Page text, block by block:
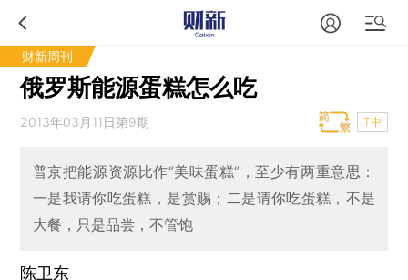
财新周刊
俄罗斯能源蛋糕怎么吃
2013年03月11日第9期 T中
普京把能源资源比作“美味蛋糕”，至少有两重意思：
一是我请你吃蛋糕，是赏赐；二是请你吃蛋糕，不是
大餐，只是品尝，不管饱
陈卫东